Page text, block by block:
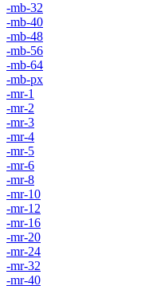
-mb-32
-mb-40
-mb-48
-mb-56
-mb-64
-mb-px
-mr-1
-mr-2
-mr-3
-mr-4
-mr-5
-mr-6
-mr-8
-mr-10
-mr-12
-mr-16
-mr-20
-mr-24
-mr-32
-mr-40